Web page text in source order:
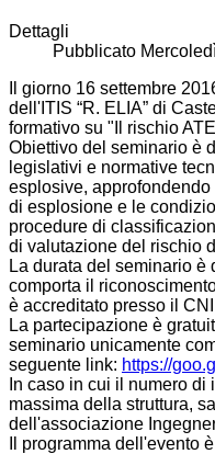
Dettagli
Pubblicato
Il giorno 16 settembre
dell'ITIS “R. ELIA” di
formativo su "Il rischio
Obiettivo del seminario è
legislativi e normative
esplosive,
di esplosione e le
procedure di
di valutazione del rischio
La durata del seminario
comporta il
è accreditato presso il
La partecipazione è
seminario unicamente
seguente link: https://
In caso in cui il numero
massima della struttura,
dell'associazione
Il programma dell'evento